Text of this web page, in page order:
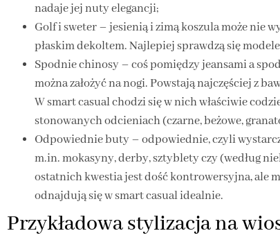
nadaje jej nuty elegancji;
Golf i sweter – jesienią i zimą koszula może nie
płaskim dekoltem. Najlepiej sprawdzą się
Spodnie chinosy – coś pomiędzy jeansami a
można założyć na nogi. Powstają najczęściej z
W smart casual chodzi się w nich właściwie
stonowanych odcieniach (czarne, beżowe,
Odpowiednie buty – odpowiednie, czyli
m.in. mokasyny, derby, sztyblety czy (według
ostatnich kwestia jest dość kontrowersyjna, ale
odnajdują się w smart casual idealnie.
Przykładowa stylizacja na